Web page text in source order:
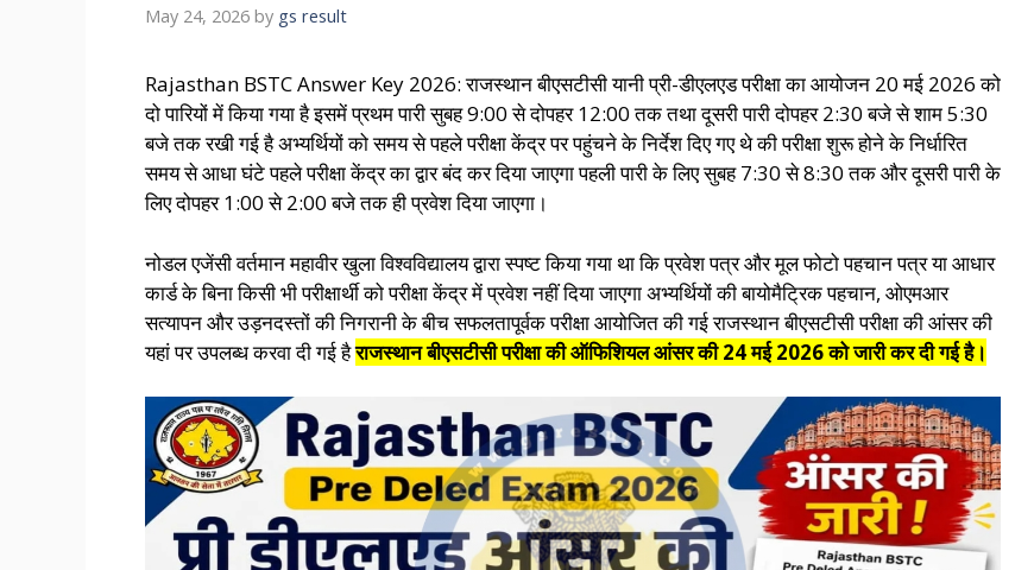
May 24, 2026 by gs result
Rajasthan BSTC Answer Key 2026: राजस्थान बीएसटीसी यानी प्री-डीएलएड परीक्षा का आयोजन 20 मई 2026 को
दो पारियों में किया गया है इसमें प्रथम पारी सुबह 9:00 से दोपहर 12:00 तक तथा दूसरी पारी दोपहर 2:30 बजे से शाम 5:30
बजे तक रखी गई है अभ्यर्थियों को समय से पहले परीक्षा केंद्र पर पहुंचने के निर्देश दिए गए थे की परीक्षा शुरू होने के निर्धारित
समय से आधा घंटे पहले परीक्षा केंद्र का द्वार बंद कर दिया जाएगा पहली पारी के लिए सुबह 7:30 से 8:30 तक और दूसरी पारी के
लिए दोपहर 1:00 से 2:00 बजे तक ही प्रवेश दिया जाएगा।
नोडल एजेंसी वर्तमान महावीर खुला विश्वविद्यालय द्वारा स्पष्ट किया गया था कि प्रवेश पत्र और मूल फोटो पहचान पत्र या आधार
कार्ड के बिना किसी भी परीक्षार्थी को परीक्षा केंद्र में प्रवेश नहीं दिया जाएगा अभ्यर्थियों की बायोमैट्रिक पहचान, ओएमआर
सत्यापन और उड़नदस्तों की निगरानी के बीच सफलतापूर्वक परीक्षा आयोजित की गई राजस्थान बीएसटीसी परीक्षा की आंसर की
यहां पर उपलब्ध करवा दी गई हैराजस्थान बीएसटीसी परीक्षा की ऑफिशियल आंसर की 24 मई 2026 को जारी कर दी गई है।